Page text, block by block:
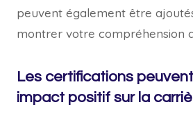
peuvent également être
montrer votre compréhension
Les certifications
impact positif sur la